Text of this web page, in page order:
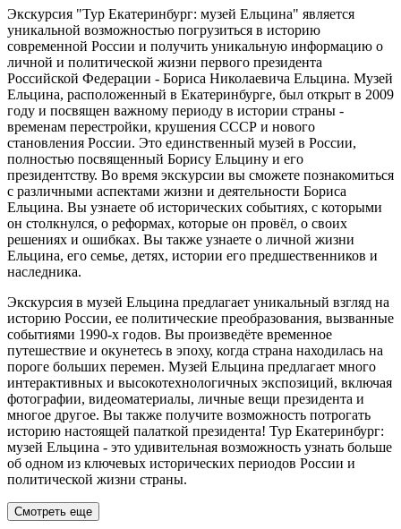
Экскурсия "Тур Екатеринбург: музей Ельцина" является
уникальной возможностью погрузиться в историю
современной России и получить уникальную информацию о
личной и политической жизни первого президента
Российской Федерации - Бориса Николаевича Ельцина. Музей
Ельцина, расположенный в Екатеринбурге, был открыт в 2009
году и посвящен важному периоду в истории страны -
временам перестройки, крушения СССР и нового
становления России. Это единственный музей в России,
полностью посвященный Борису Ельцину и его
президентству. Во время экскурсии вы сможете познакомиться
с различными аспектами жизни и деятельности Бориса
Ельцина. Вы узнаете об исторических событиях, с которыми
он столкнулся, о реформах, которые он провёл, о своих
решениях и ошибках. Вы также узнаете о личной жизни
Ельцина, его семье, детях, истории его предшественников и
наследника.
Экскурсия в музей Ельцина предлагает уникальный взгляд на
историю России, ее политические преобразования, вызванные
событиями 1990-х годов. Вы произведёте временное
путешествие и окунетесь в эпоху, когда страна находилась на
пороге больших перемен. Музей Ельцина предлагает много
интерактивных и высокотехнологичных экспозиций, включая
фотографии, видеоматериалы, личные вещи президента и
многое другое. Вы также получите возможность потрогать
историю настоящей палаткой президента! Тур Екатеринбург:
музей Ельцина - это удивительная возможность узнать больше
об одном из ключевых исторических периодов России и
политической жизни страны.
Смотреть еще